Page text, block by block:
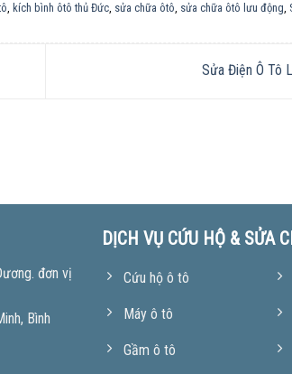
, kích bình ôtô thủ Đức, sửa chữa ôtô, sửa chữa ôtô lưu động,
Sửa Điện Ô Tô
đơn vị
Bình
DỊCH VỤ CỨU HỘ & SỬA
Cứu hộ ô tô
Máy ô tô
Gầm ô tô